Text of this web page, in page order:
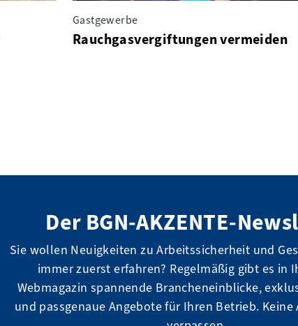
Gastgewerbe
Rauchgasvergiftungen vermeiden
Der BGN-AKZENTE-
Sie wollen Neuigkeiten zu Arbeitssicherheit und
immer zuerst erfahren? Regelmäßig gibt es in
Webmagazin spannende Brancheneinblicke,
und passgenaue Angebote für Ihren Betrieb. Keine